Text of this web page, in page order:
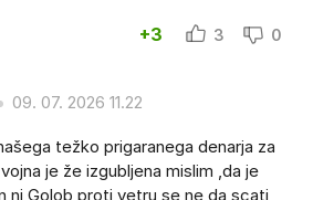
+3 3 0
09. 07. 2026 11.22
težko prigaranega denarja za
je že izgubljena mislim ,da je
ni Golob proti vetru se ne da scati